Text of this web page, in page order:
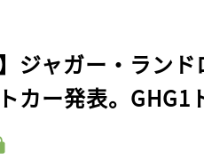
】ジャガー・ラン
カー発表。GHG1